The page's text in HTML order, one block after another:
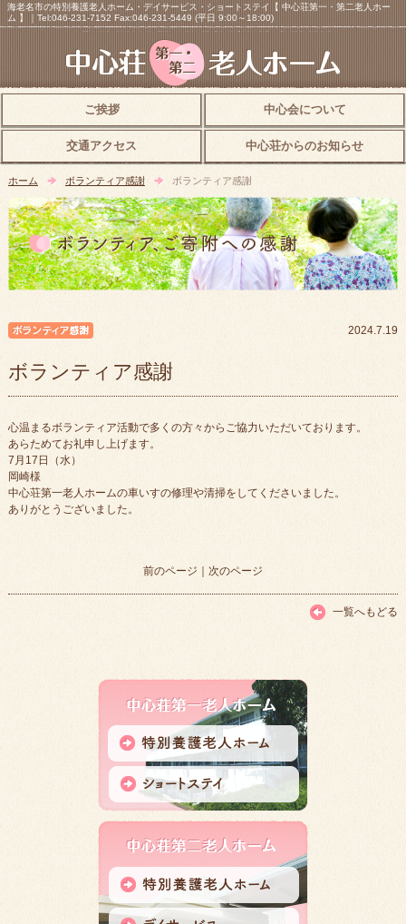
海老名市の特別養護老人ホーム・デイサービス・ショートステイ【 中心荘第一・第二老人ホー
ム 】｜Tel:046-231-7152 Fax:046-231-5449 (平日 9:00～18:00)
ご挨拶 中心会について
交通アクセス 中心荘からのお知らせ
ホーム ボランティア感謝 ボランティア感謝
2024.7.19
ボランティア感謝
心温まるボランティア活動で多くの方々からご協力いただいております。
あらためてお礼申し上げます。
7月17日（水）
岡崎様
中心荘第一老人ホームの車いすの修理や清掃をしてくださいました。
ありがとうございました。
前のページ ｜ 次のページ
一覧へもどる